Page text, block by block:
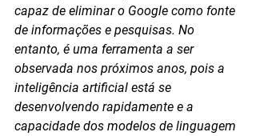
capaz de eliminar o Google como fonte
de informações e pesquisas. No
entanto, é uma ferramenta a ser
observada nos próximos anos, pois a
inteligência artificial está se
desenvolvendo rapidamente e a
capacidade dos modelos de linguagem